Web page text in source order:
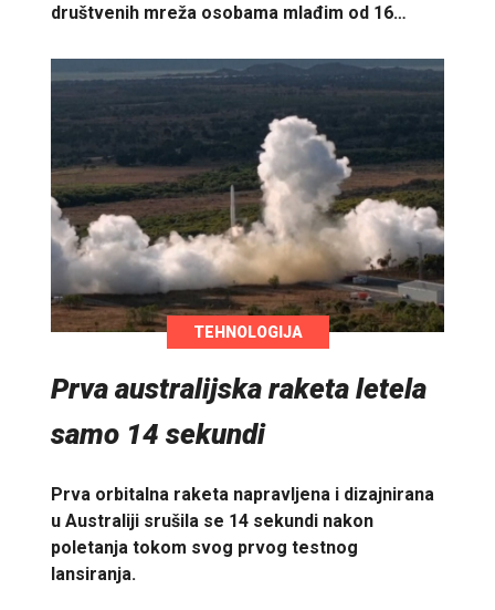
društvenih mreža osobama mlađim od 16…
TEHNOLOGIJA
Prva australijska raketa letela
samo 14 sekundi
Prva orbitalna raketa napravljena i dizajnirana
u Australiji srušila se 14 sekundi nakon
poletanja tokom svog prvog testnog
lansiranja.